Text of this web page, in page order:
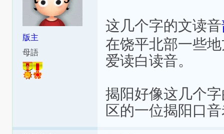
版主
母語
这几个字的文读音
在饶平北部一些
爱读白读音。
揭阳好像这几个
区的一位揭阳口